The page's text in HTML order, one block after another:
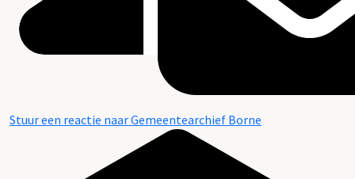
Stuur een reactie naar Gemeentearchief Borne